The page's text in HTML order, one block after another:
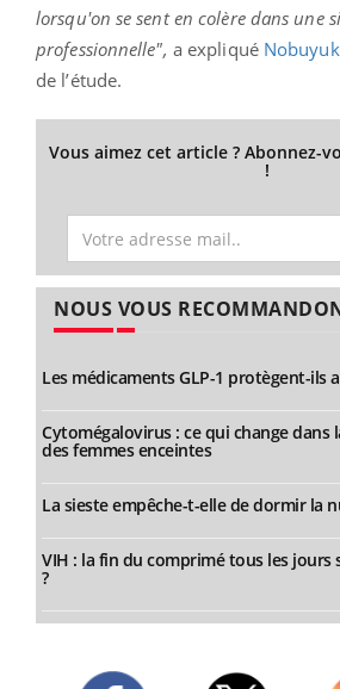
lorsqu'on se sent en colère dans une
professionnelle", a expliqué
de l’étude.
Vous aimez cet article ? Abonnez-
!
NOUS VOUS
Les médicaments GLP-1 protègent-ils
Cytomégalovirus : ce qui change dans
des femmes enceintes
La sieste empêche-t-elle de dormir la
VIH : la fin du comprimé tous les jours
?